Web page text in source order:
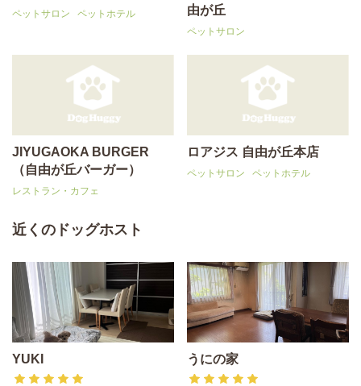
ペットサロン ペットホテル
由が丘
ペットサロン
JIYUGAOKA BURGER
（自由が丘バーガー）
レストラン・カフェ
ロアジス 自由が丘本店
ペットサロン ペットホテル
近くのドッグホスト
YUKI うにの家